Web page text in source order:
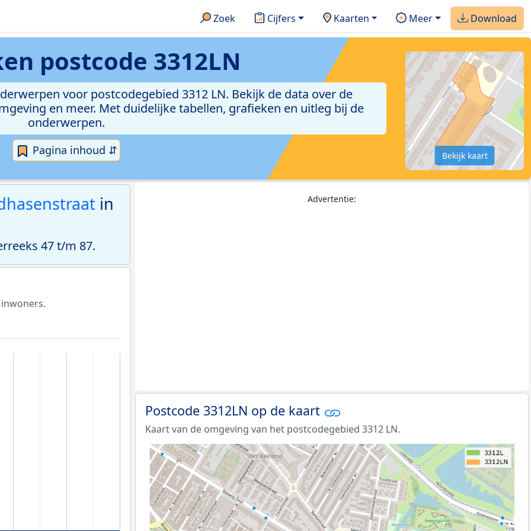
Zoek Cijfers Kaarten Meer Download
postcode 3312LN
voor postcodegebied 3312 LN. Bekijk de data over de
en meer. Met duidelijke tabellen, grafieken en uitleg bij de
onderwerpen.
Pagina inhoud ⇵ Bekijk kaart
in
47 t/m 87.
Advertentie:
Postcode 3312LN op de kaart
Kaart van de omgeving van het postcodegebied 3312 LN.